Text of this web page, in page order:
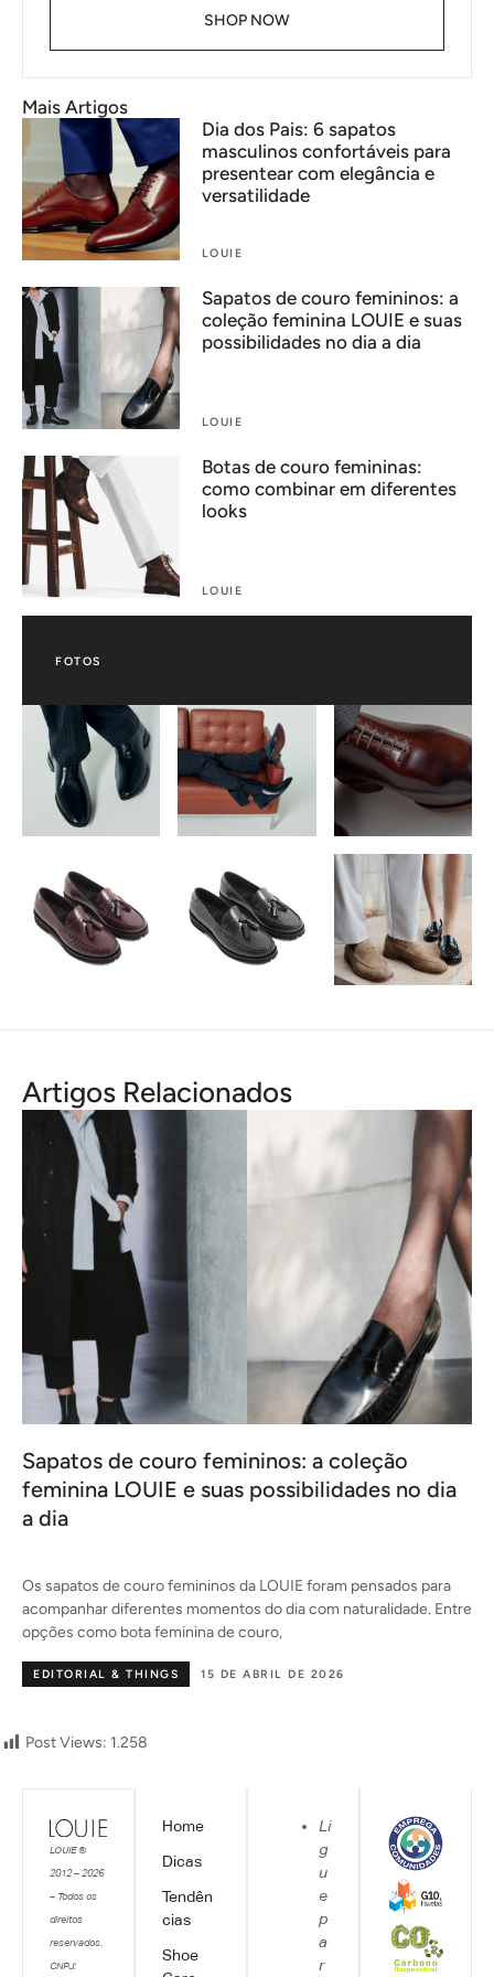
SHOP NOW
Mais Artigos
Dia dos Pais: 6 sapatos
masculinos confortáveis para
presentear com elegância e
versatilidade
LOUIE
Sapatos de couro femininos: a
coleção feminina LOUIE e suas
possibilidades no dia a dia
LOUIE
Botas de couro femininas:
como combinar em diferentes
looks
LOUIE
FOTOS
Artigos Relacionados
Sapatos de couro femininos: a coleção
feminina LOUIE e suas possibilidades no dia
a dia
Os sapatos de couro femininos da LOUIE foram pensados para
acompanhar diferentes momentos do dia com naturalidade. Entre
opções como bota feminina de couro,
15 DE ABRIL DE 2026
EDITORIAL & THINGS
Post Views: 1.258
LOUIE ©
2012 – 2026
– Todos os
direitos
reservados.
CNPJ:
Home
Dicas
Tendên
cias
Shoe
Li
g
u
e
p
a
r